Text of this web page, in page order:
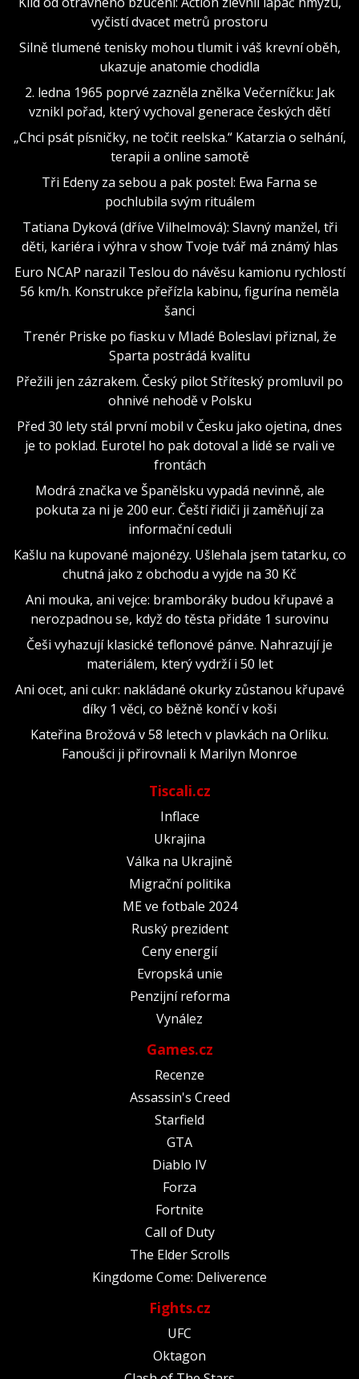
vyčistí dvacet metrů prostoru
Silně tlumené tenisky mohou tlumit i váš krevní oběh,
ukazuje anatomie chodidla
2. ledna 1965 poprvé zazněla znělka Večerníčku: Jak
vznikl pořad, který vychoval generace českých dětí
„Chci psát písničky, ne točit reelska.“ Katarzia o selhání,
terapii a online samotě
Tři Edeny za sebou a pak postel: Ewa Farna se
pochlubila svým rituálem
Tatiana Dyková (dříve Vilhelmová): Slavný manžel, tři
děti, kariéra i výhra v show Tvoje tvář má známý hlas
Euro NCAP narazil Teslou do návěsu kamionu rychlostí
56 km/h. Konstrukce přeřízla kabinu, figurína neměla
šanci
Trenér Priske po fiasku v Mladé Boleslavi přiznal, že
Sparta postrádá kvalitu
Přežili jen zázrakem. Český pilot Stříteský promluvil po
ohnivé nehodě v Polsku
Před 30 lety stál první mobil v Česku jako ojetina, dnes
je to poklad. Eurotel ho pak dotoval a lidé se rvali ve
frontách
Modrá značka ve Španělsku vypadá nevinně, ale
pokuta za ni je 200 eur. Čeští řidiči ji zaměňují za
informační ceduli
Kašlu na kupované majonézy. Ušlehala jsem tatarku, co
chutná jako z obchodu a vyjde na 30 Kč
Ani mouka, ani vejce: bramboráky budou křupavé a
nerozpadnou se, když do těsta přidáte 1 surovinu
Češi vyhazují klasické teflonové pánve. Nahrazují je
materiálem, který vydrží i 50 let
Ani ocet, ani cukr: nakládané okurky zůstanou křupavé
díky 1 věci, co běžně končí v koši
Kateřina Brožová v 58 letech v plavkách na Orlíku.
Fanoušci ji přirovnali k Marilyn Monroe
Tiscali.cz
Inflace
Ukrajina
Válka na Ukrajině
Migrační politika
ME ve fotbale 2024
Ruský prezident
Ceny energií
Evropská unie
Penzijní reforma
Vynález
Games.cz
Recenze
Assassin's Creed
Starfield
GTA
Diablo IV
Forza
Fortnite
Call of Duty
The Elder Scrolls
Kingdome Come: Deliverence
Fights.cz
UFC
Oktagon